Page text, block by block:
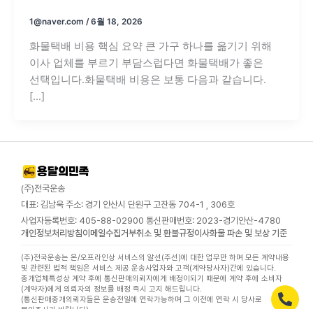
1@naver.com /6월 18, 2026
화물택배 비용 핵심 요약 큰 가구 하나를 옮기기 위해
이사 업체를 부르기 부담스럽다면 화물택배가 좋은
선택입니다.화물택배 비용은 보통 다음과 같습니다.
[…]
(주)전국운송
대표: 김남욱 주소: 경기 안산시 단원구 고잔동 704-1 , 306호
사업자등록번호: 405-88-02900 통신판매번호: 2023-경기안산-4780
개인정보처리방침이메일수집거부취소 및 환불규정이사화물 파손 및 보상 기준
(주)전국운송는 온/오프라인상 서비스의 알선(주선)에 대한 업무만 하며 모든 계약내용
및 관련된 법적 책임은 서비스 제공 운송사업자와 고객(계약당사자)간에 있습니다.
중개업체특성상 계약 후에 통신판매의뢰자에게 배정이되기 때문에 계약 후에 소비자
(계약자)에게 의뢰자의 정보를 배정 즉시 고지 해드립니다.
(통신판매중개의뢰자들은 운송전일에 연락가능하며 그 이전에 연락 시 당사로